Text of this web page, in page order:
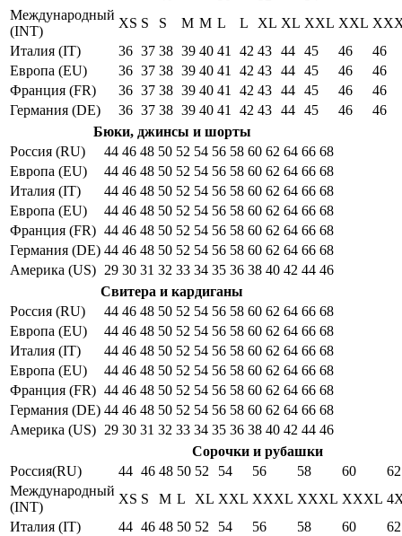
Международный
(INT)
XS S S M M L L XL XL XXL XXL
Италия (IT)
36 37 38 39 40 41 42 43 44 45 46
46
Европа (EU)
36 37 38 39 40 41 42 43 44 45 46
46
Франция (FR)
36 37 38 39 40 41 42 43 44 45 46
46
Германия (DE)
36 37 38 39 40 41 42 43 44 45 46
46
Бюки, джинсы и шорты
Россия (RU)
44 46 48 50 52 54 56 58 60 62 64 66 68
Европа (EU)
44 46 48 50 52 54 56 58 60 62 64 66 68
Италия (IT)
44 46 48 50 52 54 56 58 60 62 64 66 68
Европа (EU)
44 46 48 50 52 54 56 58 60 62 64 66 68
Франция (FR) 44 46 48 50 52 54 56 58 60 62 64 66 68
Германия (DE) 44 46 48 50 52 54 56 58 60 62 64 66 68
Америка (US) 29 30 31 32 33 34 35 36 38 40 42 44 46
Свитера и кардиганы
Россия (RU)
44 46 48 50 52 54 56 58 60 62 64 66 68
Европа (EU)
44 46 48 50 52 54 56 58 60 62 64 66 68
Италия (IT)
44 46 48 50 52 54 56 58 60 62 64 66 68
Европа (EU)
44 46 48 50 52 54 56 58 60 62 64 66 68
Франция (FR) 44 46 48 50 52 54 56 58 60 62 64 66 68
Германия (DE) 44 46 48 50 52 54 56 58 60 62 64 66 68
Америка (US) 29 30 31 32 33 34 35 36 38 40 42 44 46
Сорочки и рубашки
Россия(RU)
44 46 48 50 52 54 56 58 60
62
Международный
(INT)
XS S M L XL XXL XXXL XXXL XXXL
Италия (IT)
44 46 48 50 52 54 56 58 60
62